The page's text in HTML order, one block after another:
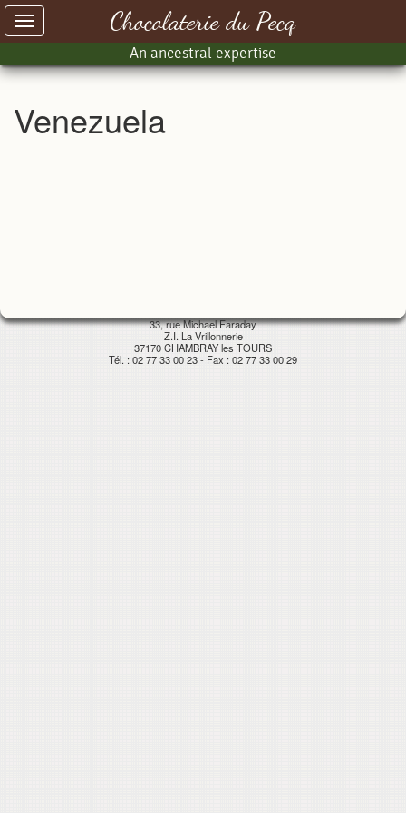
Chocolaterie du Pecq
An ancestral expertise
Toggle
navigation
Venezuela
33, rue Michael Faraday
Z.I. La Vrillonnerie
37170 CHAMBRAY les TOURS
Tél. : 02 77 33 00 23 - Fax : 02 77 33 00 29